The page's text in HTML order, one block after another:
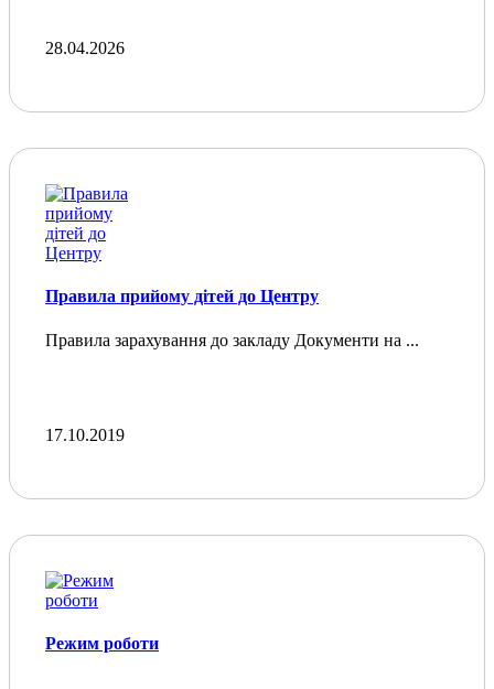
28.04.2026
Правила прийому дітей до Центру
Правила зарахування до закладу Документи на ...
17.10.2019
Режим роботи